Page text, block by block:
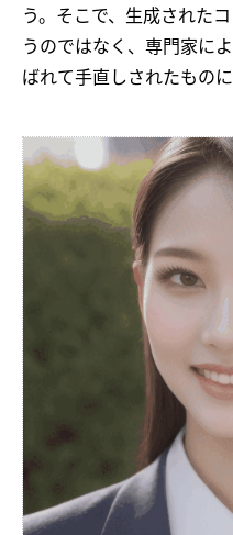
う。そこで、生成された
うのではなく、専門家に
ばれて手直しされたもの